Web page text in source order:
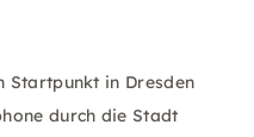
Startpunkt in Dresden
durch die Stadt